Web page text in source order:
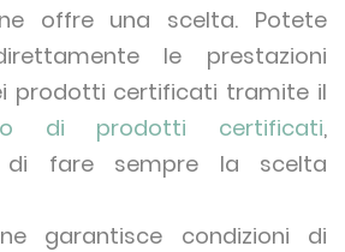
offre una scelta. Potete
le prestazioni
prodotti certificati tramite il
di prodotti certificati,
di fare sempre la scelta
garantisce condizioni di